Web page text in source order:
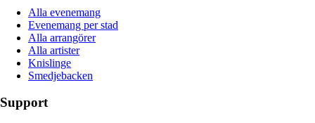
Alla evenemang
Evenemang per stad
Alla arrangörer
Alla artister
Knislinge
Smedjebacken
Support